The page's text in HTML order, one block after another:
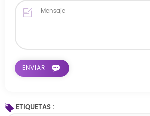
ETIQUETAS :